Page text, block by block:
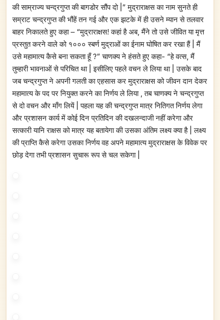
की साम्राज्य चन्द्रगुप्त की बागडोर सौंप दो |” मुद्राराक्षस का नाम सुनते ही
सम्राट चन्द्रगुप्त की भौंहें तन गई और एक झटके में ही उसने म्यान से तलवार
बाहर निकालते हुए कहा – “मुद्राराक्षस! कहां है अब, मैंने तो उसे जीवित या मृत्त
प्रस्तुत करने वाले को १००० स्बर्ण मुद्राओं का ईनाम घोषित कर रखा हैं | मैं
उसे महामात्य कैसे बना सकता हूँ ?” चाणक्य ने हंसते हुए कहा- “हे वत्स, मैं
तुम्हारी भावनाओं से परिचित था | इसीलिए पहले वचन ले लिया था | उसके बाद
जब चन्द्रगुप्त ने अपनी गलती का एहसास कर मुद्राराक्षस को जीवन दान देकर
महामात्य के पद पर नियुक्त करने का निर्णय ले लिया , तब चाणक्य ने चन्द्रगुप्त
से दो वचन और माँग लियें | पहला यह की चन्द्रगुप्त मात्र नितिगत निर्णय लेगा
और प्रशासन कार्य में कोई दिन प्रतिदिन की दखलन्दाजी नहीं करेगा और
सत्कारी यानि राक्षस को मात्र यह बतायेगा की उसका अंतिम लक्ष्य क्या है | लक्ष्य
की प्राप्ति कैसे करेगा उसका निर्णय वह अपने महामात्य मुद्राराक्षस के विवेक पर
छोड़ देगा तभी प्रशासन सुचारू रूप से चल सकेगा |